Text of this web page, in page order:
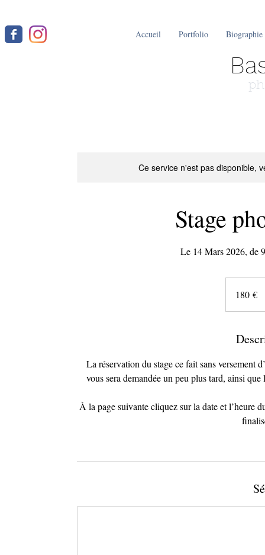
Accueil Portfolio Biographie
Ce service n'est pas disponible,
Stage
Le 14 Mars 2026, de
180 €
La réservation du stage ce fait sans versement
vous sera demandée un peu plus tard, ainsi
À la page suivante cliquez sur la date et l’heure